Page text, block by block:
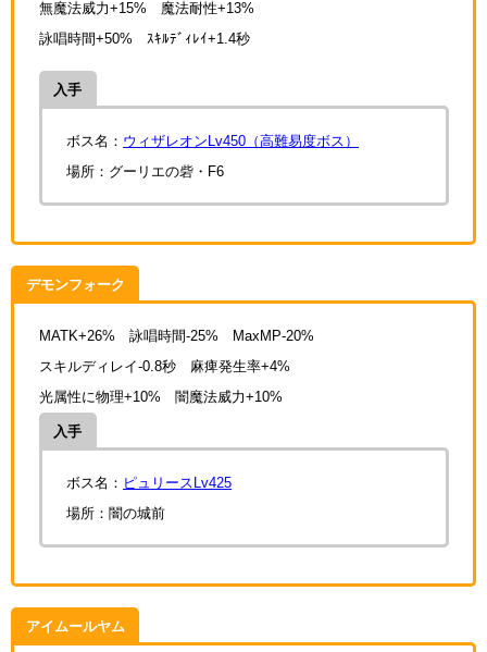
無魔法威力+15% 魔法耐性+13%
詠唱時間+50% ｽｷﾙﾃﾞｨﾚｲ+1.4秒
入手
ボス名： ウィザレオンLv450（高難易度ボス）
場所： グーリエの砦・F6
デモンフォーク
MATK+26% 詠唱時間-25% MaxMP-20%
スキルディレイ-0.8秒 麻痺発生率+4%
光属性に物理+10% 闇魔法威力+10%
入手
ボス名： ピュリースLv425
場所：闇の城前
アイムールヤム